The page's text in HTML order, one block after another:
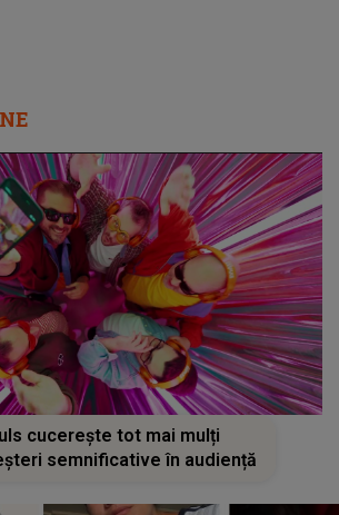
cucerește tot mai mulți
semnificative în audiență